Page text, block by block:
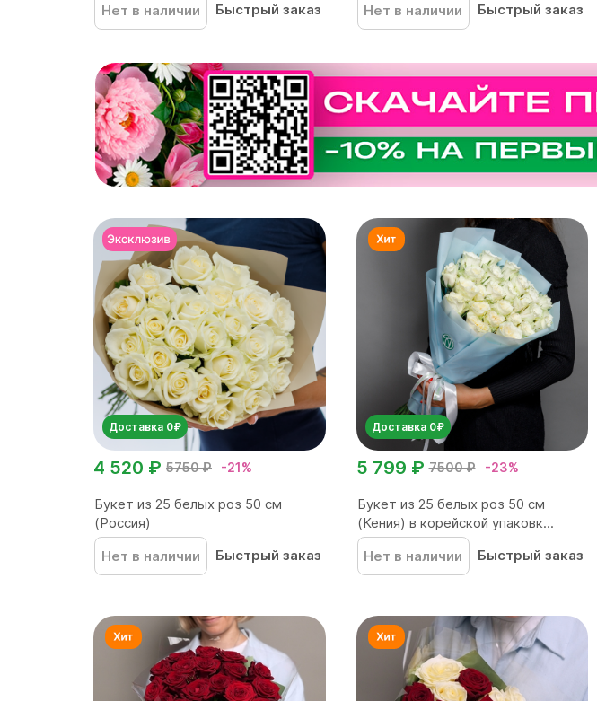
Нет в наличии
Быстрый заказ
Нет в наличии
Быстрый заказ
Доставка 0₽
5750 ₽ -21%
4 520 ₽
Букет из 25 белых роз 50 см
(Россия)
Нет в наличии
Быстрый заказ
Доставка 0₽
7500 ₽ -23%
5 799 ₽
Букет из 25 белых роз 50 см
(Кения) в корейской упаковк...
Нет в наличии
Быстрый заказ